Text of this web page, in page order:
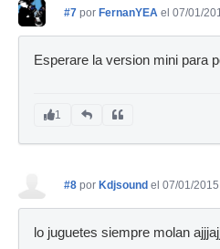
#7 por FernanYEA el 07/01/
Esperare la version mini para
1
#8 por Kdjsound el 07/01/2015
lo juguetes siempre molan